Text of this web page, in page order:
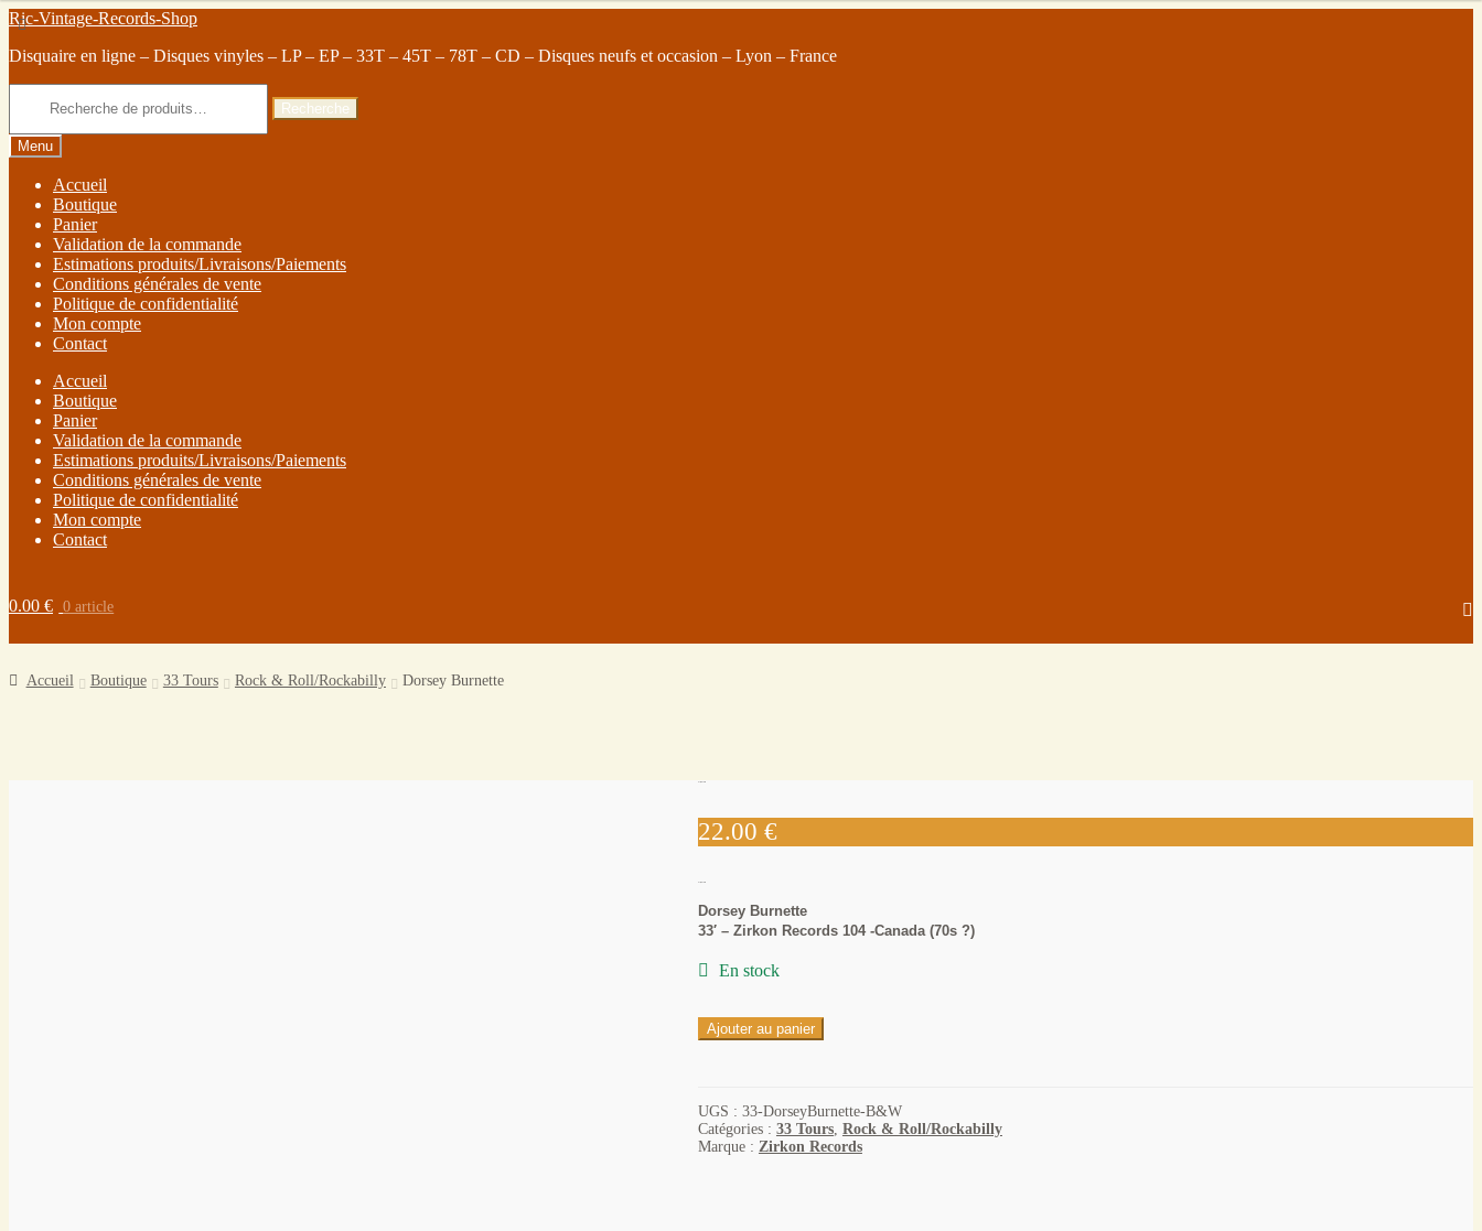
Ric-Vintage-Records-Shop
Disquaire en ligne – Disques vinyles – LP – EP – 33T – 45T – 78T – CD – Disques neufs et occasion – Lyon – France
Recherche
Menu
Accueil
Boutique
Panier
Validation de la commande
Estimations produits/Livraisons/Paiements
Conditions générales de vente
Politique de confidentialité
Mon compte
Contact
Accueil
Boutique
Panier
Validation de la commande
Estimations produits/Livraisons/Paiements
Conditions générales de vente
Politique de confidentialité
Mon compte
Contact
0.00 € 0 article
Accueil Boutique 33 Tours Rock & Roll/Rockabilly Dorsey Burnette
22.00 €
Dorsey Burnette
33′ – Zirkon Records 104 -Canada (70s ?)
En stock
Ajouter au panier
UGS : 33-DorseyBurnette-B&W
Catégories : 33 Tours, Rock & Roll/Rockabilly
Marque : Zirkon Records